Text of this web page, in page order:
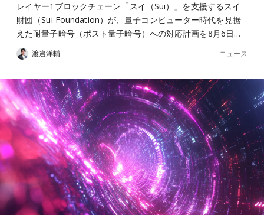
レイヤー1ブロックチェーン「スイ（Sui）」を支援するスイ
財団（Sui Foundation）が、量子コンピューター時代を見据
えた耐量子暗号（ポスト量子暗号）への対応計画を8月6日…
渡邉洋輔 ニュース